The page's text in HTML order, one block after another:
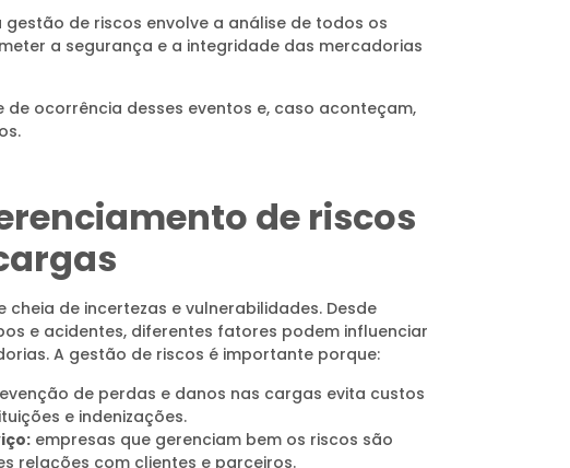
de riscos envolve a análise de todos os
a segurança e a integridade das mercadorias
ocorrência desses eventos e, caso aconteçam,
de riscos
de incertezas e vulnerabilidades. Desde
e acidentes, diferentes fatores podem influenciar
A gestão de riscos é importante porque:
de perdas e danos nas cargas evita custos
e indenizações.
empresas que gerenciam bem os riscos são
relações com clientes e parceiros.